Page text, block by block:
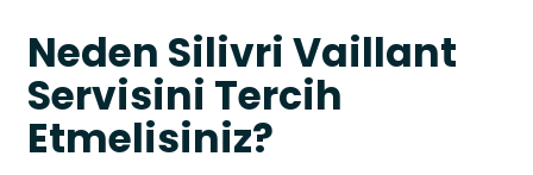
Neden Silivri Vaillant
Servisini Tercih
Etmelisiniz?